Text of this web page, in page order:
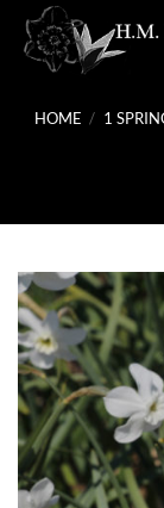
Skip
content
HOME / 1